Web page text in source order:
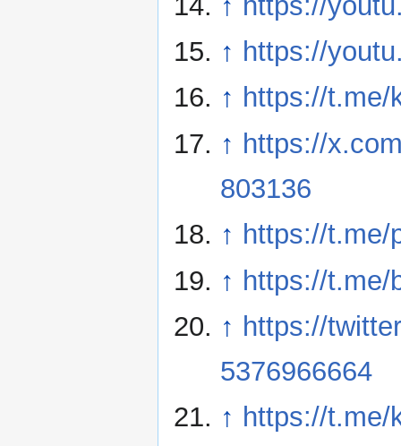
↑ https://
↑ https://t.me/
↑ https://
803136
↑ https://t.me/
↑ https://t.me/
↑ https://
5376966664
↑ https://t.me/